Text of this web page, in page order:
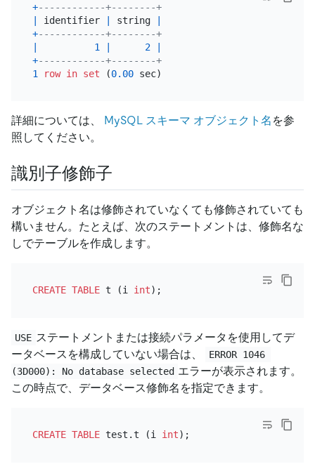
+------------+--------+
identifier string
+------------+--------+
1 2
+------------+--------+
1
row in set (0.00
詳細については、 MySQL スキーマ オブジェクト名 を参
照してください。
識別子修飾子
オブジェクト名は修飾されていなくても修飾されていても
構いません。たとえば、次のステートメントは、修飾名な
しでテーブルを作成します。
CREATE TABLE t (i int
USE ステートメントまたは接続パラメータを使用してデ
ータベースを構成していない場合は、
ERROR 1046
(3D000): No database selected エラーが表示されます。
この時点で、データベース修飾名を指定できます。
CREATE TABLE test.t (i int